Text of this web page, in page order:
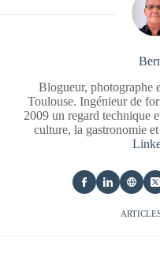
Blogueur, photographe
Toulouse. Ingénieur de
2009 un regard technique
culture, la gastronomie